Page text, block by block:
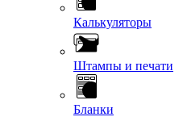
Калькуляторы
Штампы и печати
Бланки